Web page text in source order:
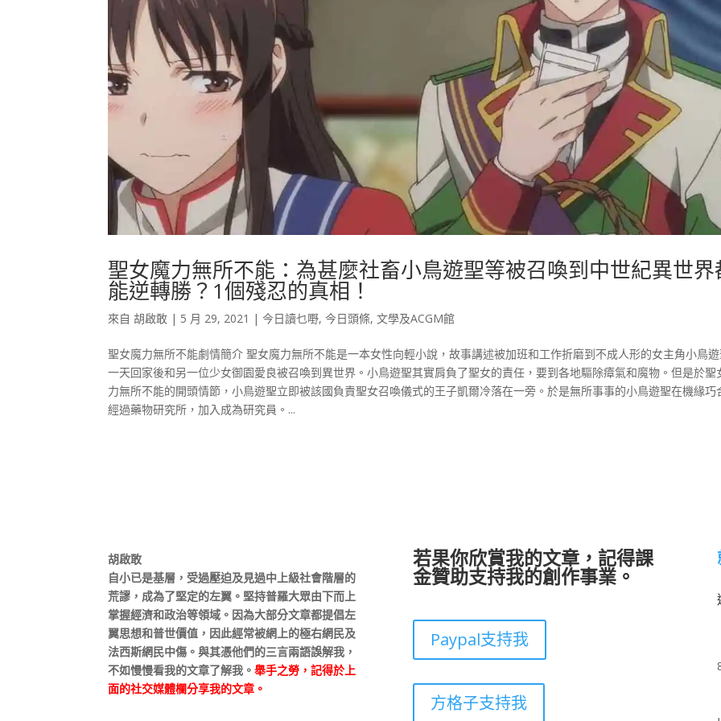
聖女魔力無所不能：為甚麼社畜小鳥遊聖等被召喚到中世紀異世界
能逆轉勝？1個殘忍的真相！
來自胡啟敢 | 5 月 29, 2021 |今日讀乜嘢,今日頭條,文學及ACGM館
聖女魔力無所不能劇情簡介 聖女魔力無所不能是一本女性向輕小說，故事講述被加班和工作折磨到不成人形的女主角小鳥
一天回家後和另一位少女御園愛良被召喚到異世界。小鳥遊聖其實肩負了聖女的責任，要到各地驅除瘴氣和魔物。但是於聖
力無所不能的開頭情節，小鳥遊聖立即被該國負責聖女召喚儀式的王子凱爾冷落在一旁。於是無所事事的小鳥遊聖在機緣巧
經過藥物研究所，加入成為研究員。...
胡啟敢
自小已是基層，受過壓迫及見過中上級社會階層的
荒謬，成為了堅定的左翼。堅持普羅大眾由下而上
掌握經濟和政治等領域。因為大部分文章都提倡左
翼思想和普世價值，因此經常被網上的極右網民及
法西斯網民中傷。與其憑他們的三言兩語誤解我，
不如慢慢看我的文章了解我。舉手之勞，記得於上
面的社交媒體欄分享我的文章。
若果你欣賞我的文章，記得課
金贊助支持我的創作事業。
Paypal支持我
方格子支持我